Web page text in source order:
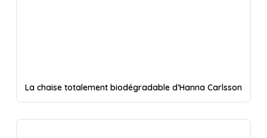
La chaise totalement biodégradable d’Hanna Carlsson